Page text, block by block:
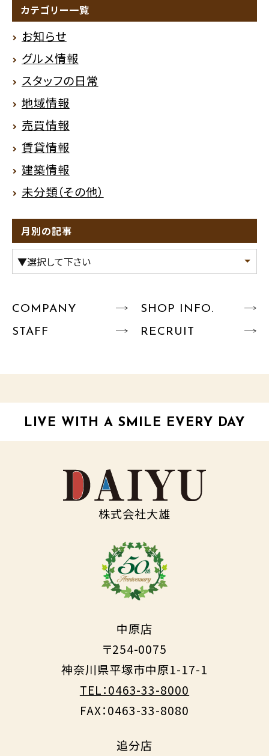
カテゴリー一覧
お知らせ
グルメ情報
スタッフの日常
地域情報
売買情報
賃貸情報
建築情報
未分類（その他）
月別の記事
COMPANY
SHOP INFO.
STAFF
RECRUIT
LIVE WITH A SMILE EVERY DAY
株式会社大雄
中原店
〒254-0075
神奈川県平塚市中原1-17-1
TEL：0463-33-8000
FAX：0463-33-8080
追分店